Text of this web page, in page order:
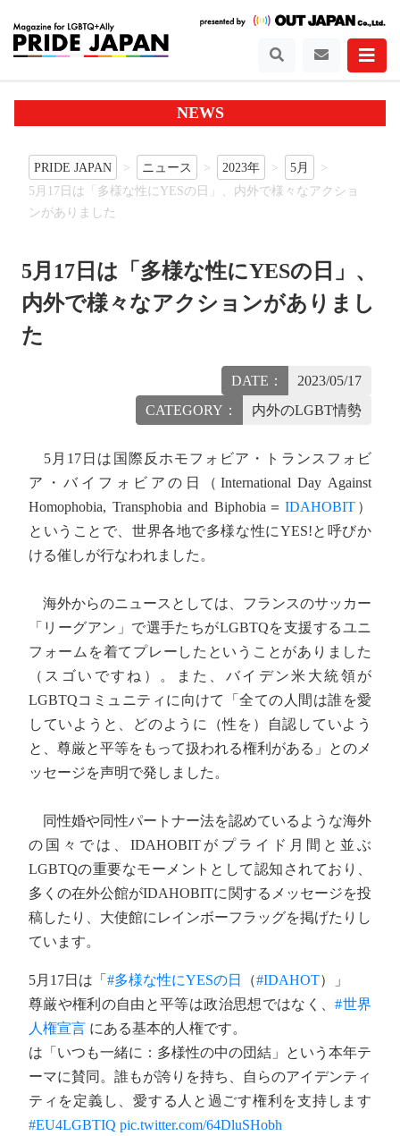
NEWS
PRIDE JAPAN ニュース 2023年
5月
5月17日は「多様な性にYESの日」、内外で様々なアクショ
ンがありました
5月17日は「多様な性にYESの日」、
内外で様々なアクションがありまし
た
DATE：
2023/05/17
CATEGORY：
内外のLGBT情勢
5月17日は国際反ホモフォビア・トランスフォビ
ア・バイフォビアの日（International Day Against
Homophobia, Transphobia and Biphobia＝ IDAHOBIT）
ということで、世界各地で多様な性にYES!と呼びか
ける催しが行なわれました。
海外からのニュースとしては、フランスのサッカー
「リーグアン」で選手たちがLGBTQを支援するユニ
フォームを着てプレーしたということがありました
（スゴいですね）。また、バイデン米大統領が
LGBTQコミュニティに向けて「全ての人間は誰を愛
していようと、どのように（性を）自認していよう
と、尊厳と平等をもって扱われる権利がある」とのメ
ッセージを声明で発しました。
同性婚や同性パートナー法を認めているような海外
の国々では、IDAHOBITがプライド月間と並ぶ
LGBTQの重要なモーメントとして認知されており、
多くの在外公館がIDAHOBITに関するメッセージを投
稿したり、大使館にレインボーフラッグを掲げたりし
ています。
5月17日は「 #多様な性にYESの日 （#IDAHOT）」
尊厳や権利の自由と平等は政治思想ではなく、#世界
人権宣言 にある基本的人権です。
は「いつも一緒に：多様性の中の団結」という本年テ
ーマに賛同。誰もが誇りを持ち、自らのアイデンティ
ティを定義し、愛する人と過ごす権利を支持します
#EU4LGBTIQ pic.twitter.com/64DluSHobh